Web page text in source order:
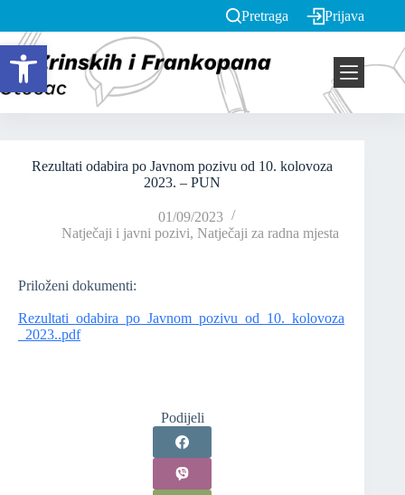
Open toolbar
Pretraga Prijava
Rezultati odabira po Javnom pozivu od 10. kolovoza
2023. – PUN
01/09/2023
Natječaji i javni pozivi,Natječaji za radna mjesta
Priloženi dokumenti:
Rezultati_odabira_po_Javnom_pozivu_od_10._kolovoza
_2023..pdf
Podijeli